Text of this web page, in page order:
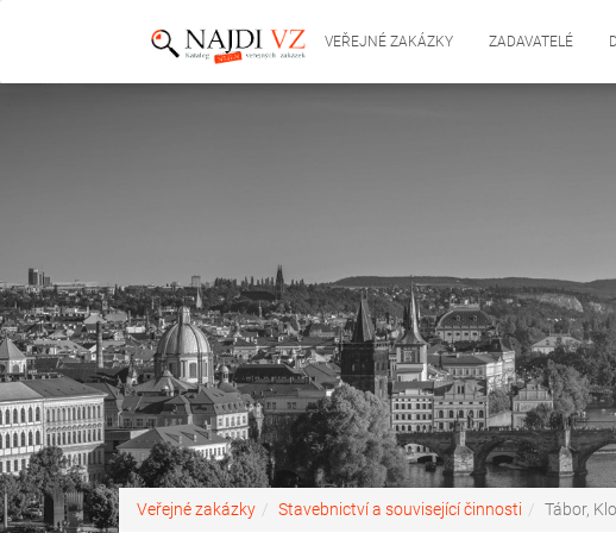
VEŘEJNÉ ZAKÁZKY ZADAVATELÉ
Veřejné zakázky Stavebnictví a související činnosti Tábor,